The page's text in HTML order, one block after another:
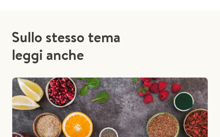
Sullo stesso tema
leggi anche